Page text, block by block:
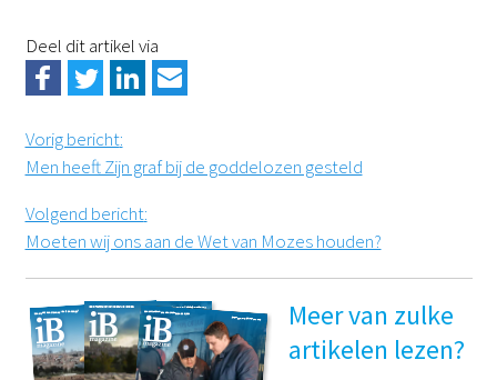
Deel dit artikel via
Vorig bericht:
Men heeft Zijn graf bij de goddelozen gesteld
Volgend bericht:
Moeten wij ons aan de Wet van Mozes houden?
Meer van zulke
artikelen lezen?